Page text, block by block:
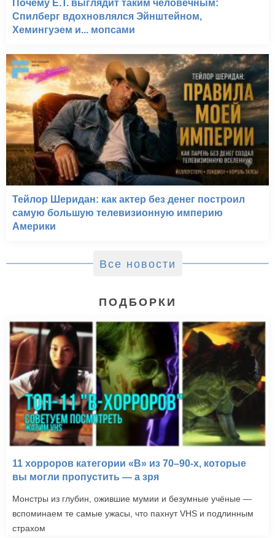
Почему E.T. выглядит таким человечным:
Спилберг вдохновлялся Эйнштейном,
Хемингуэем и... мопсами
Тейлор Шеридан: как актер без денег построил
самую большую телевизионную империю
Америки
Все новости
ПОДБОРКИ
11 хорроров категории «B» из 70–90-х, которые
вы могли пропустить — а зря
Монстры из глубин, ожившие мумии и безумные учёные —
вспоминаем те самые ужасы, что пахнут VHS и подлинным
страхом